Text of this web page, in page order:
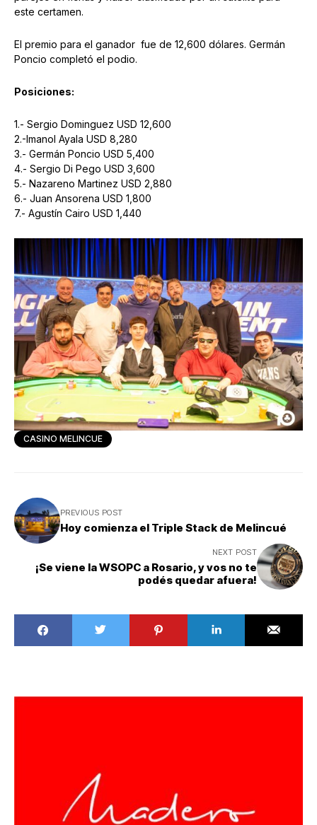
este certamen.
El premio para el ganador fue de 12,600 dólares. Germán
Poncio completó el podio.
Posiciones:
1.- Sergio Dominguez USD 12,600
2.-Imanol Ayala USD 8,280
3.- Germán Poncio USD 5,400
4.- Sergio Di Pego USD 3,600
5.- Nazareno Martinez USD 2,880
6.- Juan Ansorena USD 1,800
7.- Agustín Cairo USD 1,440
CASINO MELINCUE
PREVIOUS POST
Hoy comienza el Triple Stack de Melincué
NEXT POST
¡Se viene la WSOPC a Rosario, y vos no te
podés quedar afuera!